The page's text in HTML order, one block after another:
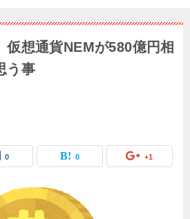
想通貨NEMが580億円相
う事
0 0 +1